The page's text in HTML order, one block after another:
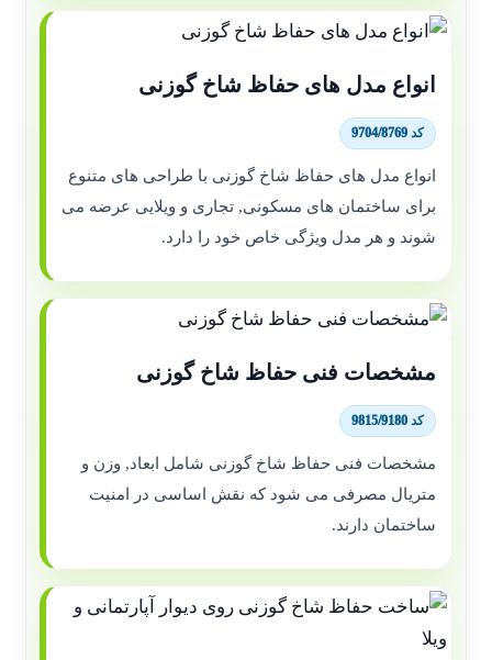
انواع مدل های حفاظ شاخ گوزنی
کد 9704/8769
انواع مدل های حفاظ شاخ گوزنی با طراحی های متنوع
برای ساختمان های مسکونی, تجاری و ویلایی عرضه می
شوند و هر مدل ویژگی خاص خود را دارد.
مشخصات فنی حفاظ شاخ گوزنی
کد 9815/9180
مشخصات فنی حفاظ شاخ گوزنی شامل ابعاد, وزن و
متریال مصرفی می شود که نقش اساسی در امنیت
ساختمان دارند.